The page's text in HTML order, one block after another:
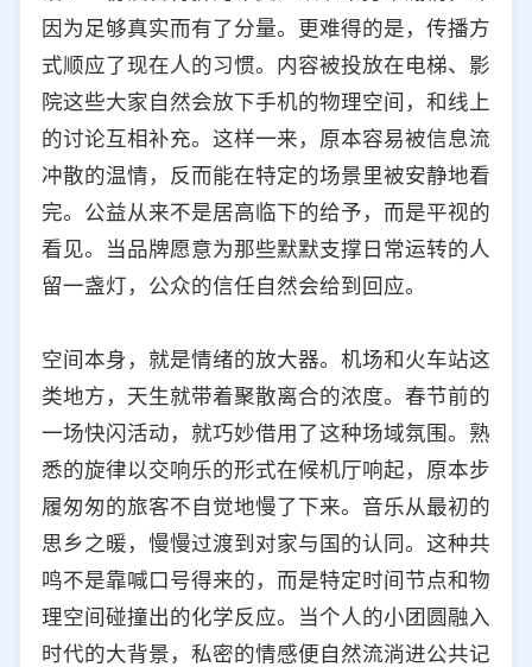
因为足够真实而有了分量。更难得的是，传播方
式顺应了现在人的习惯。内容被投放在电梯、影
院这些大家自然会放下手机的物理空间，和线上
的讨论互相补充。这样一来，原本容易被信息流
冲散的温情，反而能在特定的场景里被安静地看
完。公益从来不是居高临下的给予，而是平视的
看见。当品牌愿意为那些默默支撑日常运转的人
留一盏灯，公众的信任自然会给到回应。
空间本身，就是情绪的放大器。机场和火车站这
类地方，天生就带着聚散离合的浓度。春节前的
一场快闪活动，就巧妙借用了这种场域氛围。熟
悉的旋律以交响乐的形式在候机厅响起，原本步
履匆匆的旅客不自觉地慢了下来。音乐从最初的
思乡之暖，慢慢过渡到对家与国的认同。这种共
鸣不是靠喊口号得来的，而是特定时间节点和物
理空间碰撞出的化学反应。当个人的小团圆融入
时代的大背景，私密的情感便自然流淌进公共记